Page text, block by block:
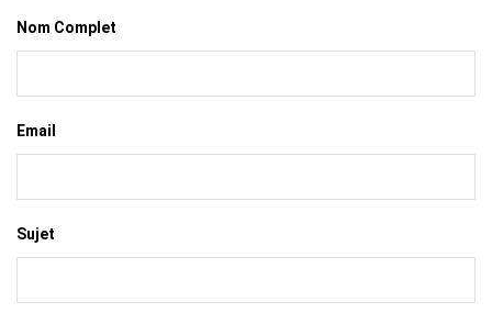
Nom Complet
Email
Sujet